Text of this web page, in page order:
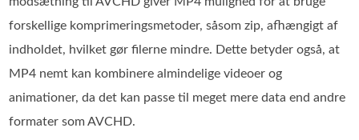
forskellige komprimeringsmetoder, såsom zip, afhængigt af
indholdet, hvilket gør filerne mindre. Dette betyder også, at
MP4 nemt kan kombinere almindelige videoer og
animationer, da det kan passe til meget mere data end andre
formater som AVCHD.